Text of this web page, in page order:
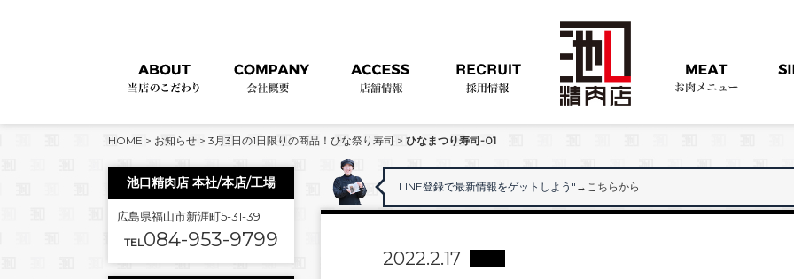
HOME > お知らせ > 3月3日の1日限りの商品！ひな祭り寿司 > ひなまつり寿司-01
LINE登録で最新情報をゲットしよう" →こちらから
2022.2.17
池口精肉店 本社/本店/工場
広島県福山市新涯町5-31-39
TEL084-953-9799